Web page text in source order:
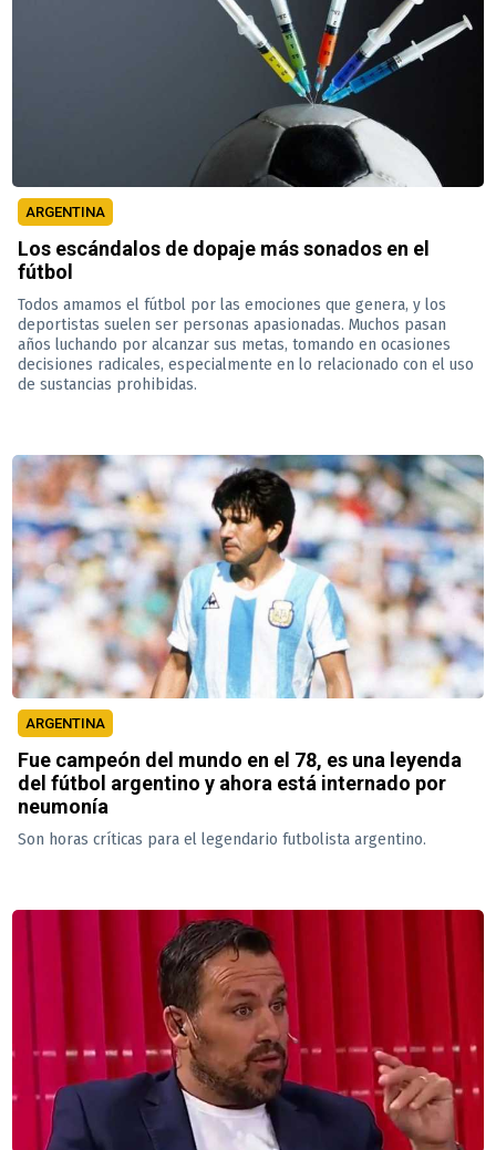
ARGENTINA
Los escándalos de dopaje más sonados en el
fútbol
Todos amamos el fútbol por las emociones que genera, y los
deportistas suelen ser personas apasionadas. Muchos pasan
años luchando por alcanzar sus metas, tomando en ocasiones
decisiones radicales, especialmente en lo relacionado con el uso
de sustancias prohibidas.
ARGENTINA
Fue campeón del mundo en el 78, es una leyenda
del fútbol argentino y ahora está internado por
neumonía
Son horas críticas para el legendario futbolista argentino.